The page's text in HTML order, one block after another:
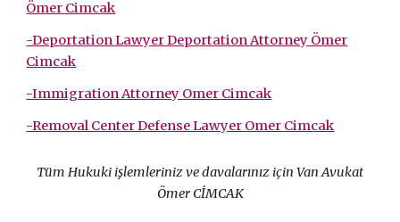
Ömer Cimcak
-Deportation Lawyer Deportation Attorney Ömer
Cimcak
-Immigration Attorney Omer Cimcak
-Removal Center Defense Lawyer Omer Cimcak
Tüm Hukuki işlemleriniz ve davalarınız için Van Avukat
Ömer CİMCAK